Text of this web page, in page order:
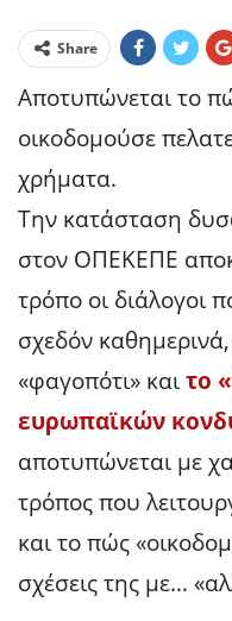
Share
Αποτυπώνεται το
οικοδομούσε
χρήματα.
Την κατάσταση
στον ΟΠΕΚΕΠΕ
τρόπο οι διάλογοι
σχεδόν
«φαγοπότι» καιτο
ευρωπαϊκών
αποτυπώνεται με
τρόπος που
και το πώς
σχέσεις της με…